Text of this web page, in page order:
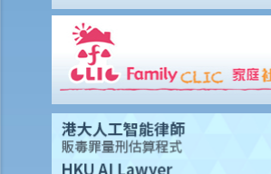
客的物品及轉換門鎖，以收回物業？
3. 我的租客因輕微漏水問題或不適/干擾而拒絕
金。 他/她可以這樣做嗎？這是在追討欠租/沒收
辯護理由嗎？
4. 有關執達事務
判決摘要1：租客繳交租金的責任獨立於租約中
(Charmway Development Ltd 訴 Long China